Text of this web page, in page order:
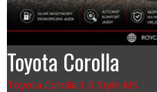
Toyota Corolla
Toyota Corolla 1.5 Style MS